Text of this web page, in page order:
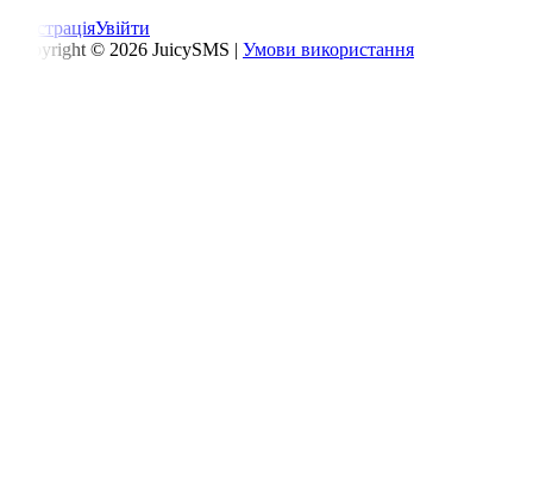
РеєстраціяУвійти
Copyright © 2026 JuicySMS | Умови використання